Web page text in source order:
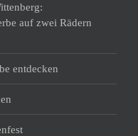
auf zwei Rädern
entdecken